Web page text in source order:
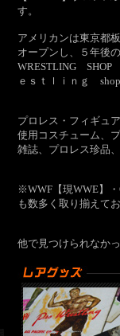
す。
アメリカンは東京都
オープンし、５年後
WRESTLING SHOP
ｅｓｔｌｉｎｇ
プロレス・フィギュ
使用コスチューム、
雑誌、プロレス珍品
※WWF【現WWE】
も数多く取り揃えて
他で見つけられなか